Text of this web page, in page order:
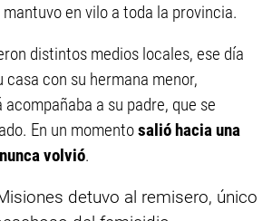
en vilo a toda la provincia.
distintos medios locales, ese día
casa con su hermana menor,
a su padre, que se
En un momentosalió hacia una
volvió.